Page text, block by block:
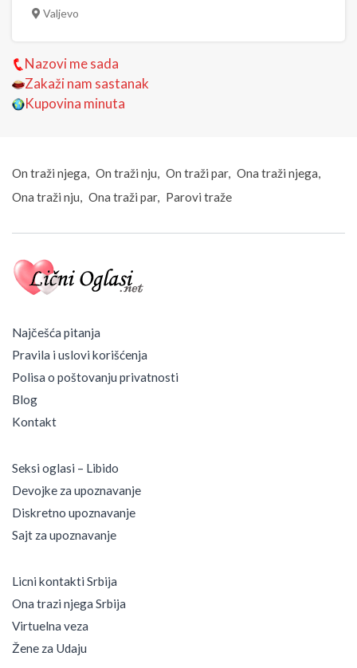
Valjevo
Nazovi me sada
Zakaži nam sastanak
Kupovina minuta
On traži njega On traži nju On traži par
Ona traži njega
Ona traži nju
Ona traži par Parovi traže
Najčešća pitanja
Pravila i uslovi korišćenja
Polisa o poštovanju privatnosti
Blog
Kontakt
Seksi oglasi – Libido
Devojke za upoznavanje
Diskretno upoznavanje
Sajt za upoznavanje
Licni kontakti Srbija
Ona trazi njega Srbija
Virtuelna veza
Žene za Udaju